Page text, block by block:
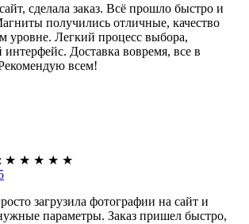
сделала заказ. Всё прошло быстро и
получились отличные, качество
уровне. Легкий процесс выбора,
Доставка вовремя, все в
всем!
: ★ ★ ★ ★ ★
загрузила фотографии на сайт и
параметры. Заказ пришел быстро,